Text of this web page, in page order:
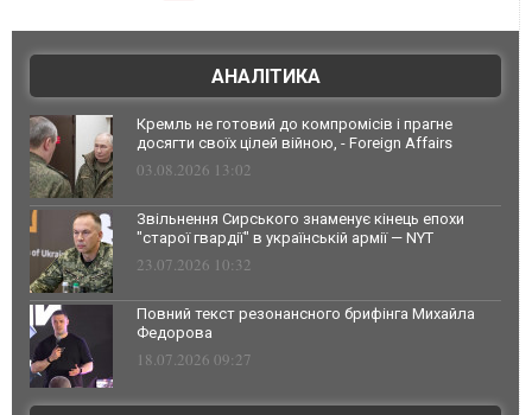
АНАЛІТИКА
Кремль не готовий до компромісів і прагне
досягти своїх цілей війною, - Foreign Affairs
03.08.2026 13:02
Звільнення Сирського знаменує кінець епохи
"старої гвардії" в українській армії — NYT
23.07.2026 10:32
Повний текст резонансного брифінга Михайла
Федорова
18.07.2026 09:27